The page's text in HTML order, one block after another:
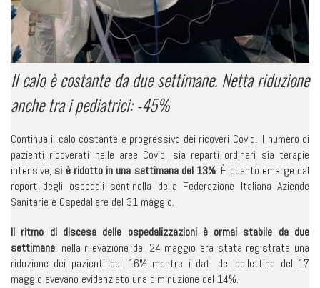
Il calo è costante da due settimane. Netta riduzione
anche tra i pediatrici: -45%
Continua il calo costante e progressivo dei ricoveri Covid. Il numero di
pazienti ricoverati nelle aree Covid, sia reparti ordinari sia terapie
intensive, si è ridotto in una settimana del 13%. È quanto emerge dal
report degli ospedali sentinella della Federazione Italiana Aziende
Sanitarie e Ospedaliere del 31 maggio.
Il ritmo di discesa delle ospedalizzazioni è ormai stabile da due
settimane: nella rilevazione del 24 maggio era stata registrata una
riduzione dei pazienti del 16% mentre i dati del bollettino del 17
maggio avevano evidenziato una diminuzione del 14%.